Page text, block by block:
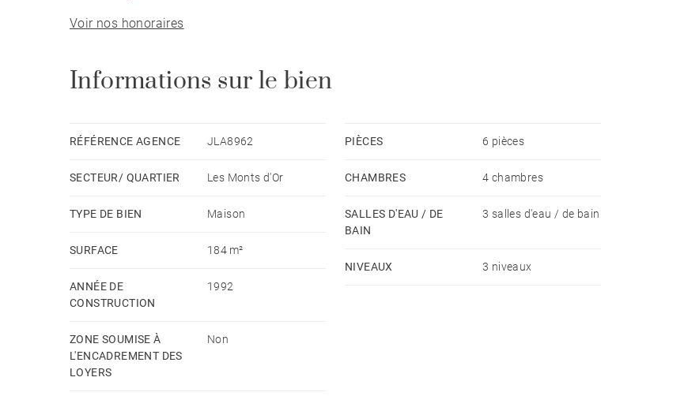
La partie nuit comprend d'un côté une suite parentale avec salle de bain ainsi que deux chambres et
Un garage fermé est complété par du stationnement possible à l'extérieur en arrière de la maison.
A proximité de toutes les commodités. Montant estimé des dépenses annuelles d'énergie pour un
informations sur les risques auxquels ce bien est exposé sont disponibles sur le site Géorisques :
Voir nos honoraires
Informations sur le bien
RÉFÉRENCE AGENCE JLA8962
SECTEUR/ QUARTIER Les Monts d'Or
TYPE DE BIEN Maison
SURFACE 184 m²
ANNÉE DE
CONSTRUCTION
1992
ZONE SOUMISE À
L'ENCADREMENT DES
LOYERS
Non
PIÈCES 6 pièces
CHAMBRES 4 chambres
SALLES D'EAU / DE
BAIN
3 salles d'eau / de bain
NIVEAUX 3 niveaux